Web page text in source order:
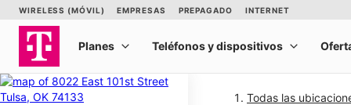
Todas las